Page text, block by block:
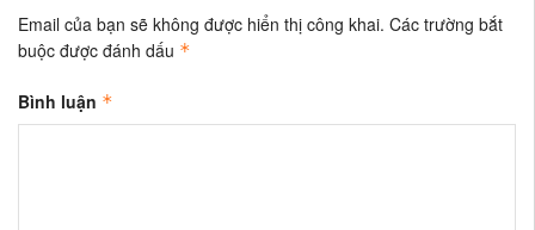
Email của bạn sẽ không được hiển thị công khai. Các trường bắt
buộc được đánh dấu *
Bình luận *